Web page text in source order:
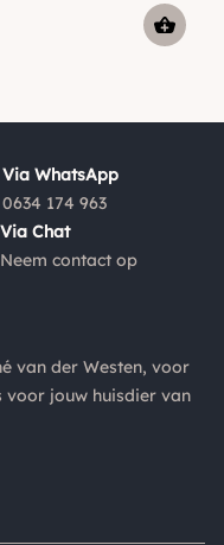
Via WhatsApp
0634 174 963
Via Chat
Neem contact op
van der Westen, voor
voor jouw huisdier van